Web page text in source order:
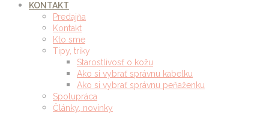
KONTAKT
Predajňa
Kontakt
Kto sme
Tipy, triky
Starostlivosť o kožu
Ako si vybrať správnu kabelku
Ako si vybrať správnu peňaženku
Spolupráca
Články, novinky